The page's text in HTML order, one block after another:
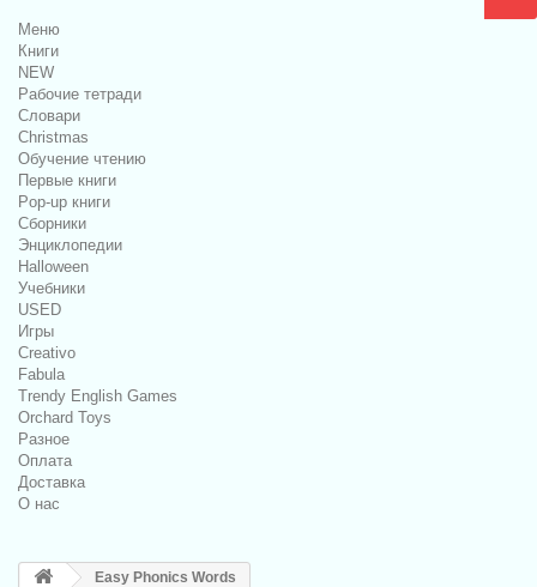
Меню
Книги
NEW
Рабочие тетради
Словари
Christmas
Обучение чтению
Первые книги
Pop-up книги
Сборники
Энциклопедии
Halloween
Учебники
USED
Игры
Creativo
Fabula
Trendy English Games
Orchard Toys
Разное
Оплата
Доставка
О нас
Easy Phonics Words